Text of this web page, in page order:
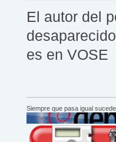
El autor del
es en VOSE
Siempre que pasa igual